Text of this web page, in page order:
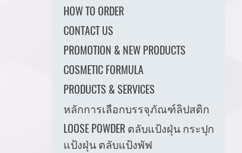
HOW TO ORDER
CONTACT US
PROMOTION & NEW PRODUCTS
COSMETIC FORMULA
PRODUCTS & SERVICES
หลักการเลือกบรรจุภัณฑ์ลิปสติก
LOOSE POWDER ตลับแป้งฝุ่น กระปุก
แป้งฝุ่น ตลับแป้งพัฟ